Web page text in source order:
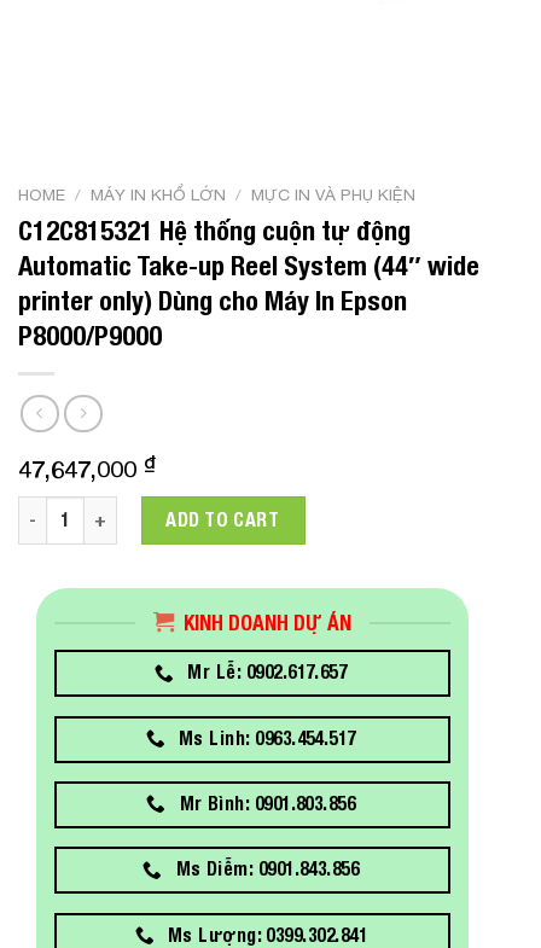
HOME / MÁY IN KHỔ LỚN / MỰC IN VÀ PHỤ KIỆN
C12C815321 Hệ thống cuộn tự động
Automatic Take-up Reel System (44″ wide
printer only) Dùng cho Máy In Epson
P8000/P9000
47,647,000 ₫
C12C815321 Hệ thống cuộn tự động Automatic Take-up
ADD TO CART
KINH DOANH DỰ ÁN
Mr Lễ: 0902.617.657
Ms Linh: 0963.454.517
Mr Bình: 0901.803.856
Ms Diễm: 0901.843.856
Ms Lượng: 0399.302.841